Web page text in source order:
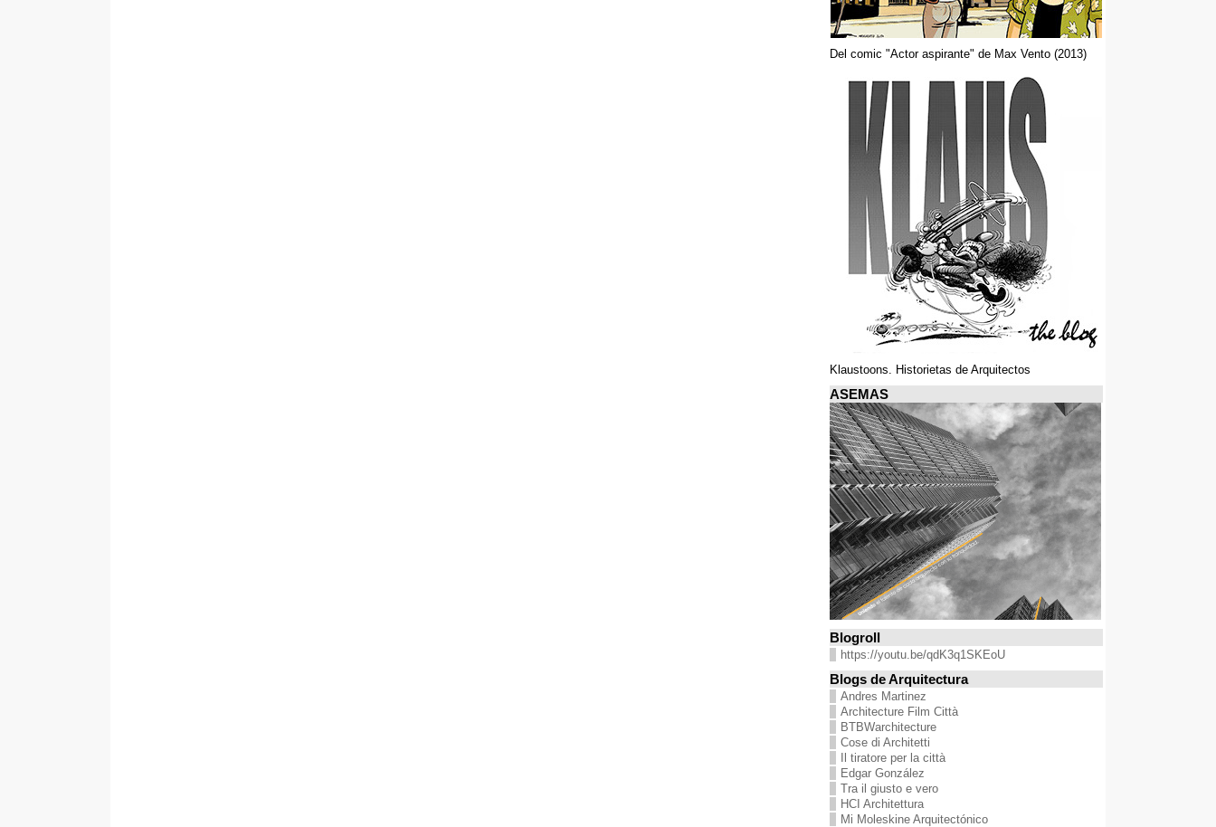
Del comic "Actor aspirante" de Max Vento (2013)
Klaustoons. Historietas de Arquitectos
ASEMAS
Blogroll
https://youtu.be/qdK3q1SKEoU
Blogs de Arquitectura
Andres Martinez
Architecture Film Città
BTBWarchitecture
Cose di Architetti
Il tiratore per la città
Edgar González
Tra il giusto e vero
HCI Architettura
Mi Moleskine Arquitectónico